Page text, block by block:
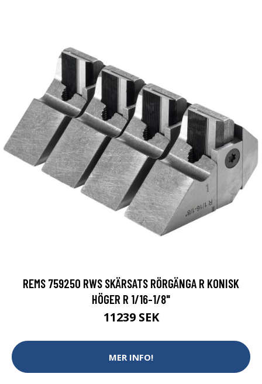
REMS 759250 RWS SKÄRSATS RÖRGÄNGA R KONISK
HÖGER R 1/16-1/8"
11239 SEK
MER INFO!